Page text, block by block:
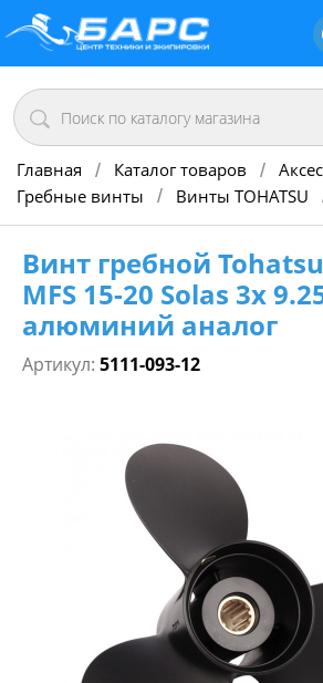
Главная / Каталог товаров /
Гребные винты
/ Винты TOHATSU
Винт гребной
MFS 15-20 Solas 3х
алюминий аналог
Артикул: 5111-093-12